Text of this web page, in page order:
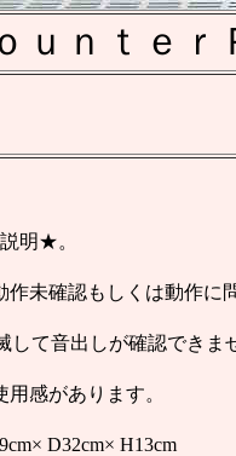
ｕｎｔｅ
明★。
作未確認もしくは動作に
して音出しが確認できま
用感があります。
D32cm× H13cm